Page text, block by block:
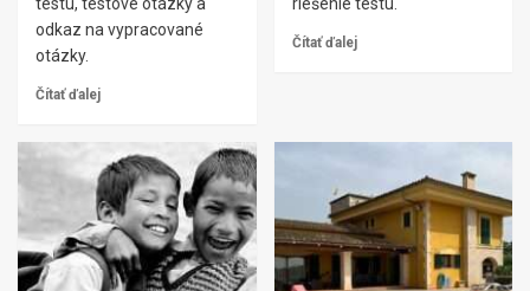
odkaz na vypracované
otázky.
Čítať ďalej
Čítať ďalej